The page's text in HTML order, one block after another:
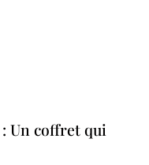
Un coffret qui